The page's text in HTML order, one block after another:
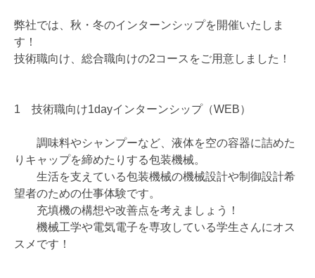
弊社では、秋・冬のインターンシップを開催いたしま
す！
技術職向け、総合職向けの2コースをご用意しました！
1 技術職向け1dayインターンシップ（WEB）
調味料やシャンプーなど、液体を空の容器に詰めた
りキャップを締めたりする包装機械。
生活を支えている包装機械の機械設計や制御設計希
望者のための仕事体験です。
充填機の構想や改善点を考えましょう！
機械工学や電気電子を専攻している学生さんにオス
スメです！